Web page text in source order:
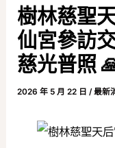
樹林慈聖
仙宮參訪
慈光普照
2026 年 5 月 22 日/最新